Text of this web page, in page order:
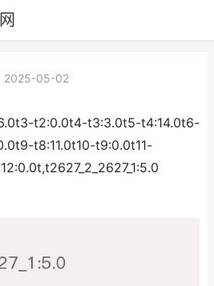
2025-05-02
t2:0.0t4-t3:3.0t5-t4:14.0t6-
t8:11.0t10-t9:0.0t11-